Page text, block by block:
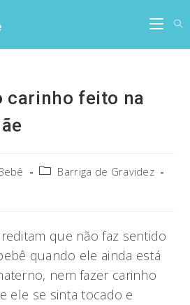
carinho feito na
PostBarriga de Gravidez
que não faz sentido
quando ele ainda está
nem fazer carinho
ele se sinta tocado e